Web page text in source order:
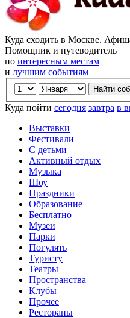
Куда сходить в Москве.
Помощник и путеводитель
по интересным местам
и лучшим событиям
Куда пойти сегодня завтра в
Выставки
Фестивали
С детьми
Активный отдых
Музыка
Шоу
Праздники
Образование
Бесплатно
Музеи
Парки
Погулять
Туристу
Театры
Пространства
Клубы
Прочее
Рестораны